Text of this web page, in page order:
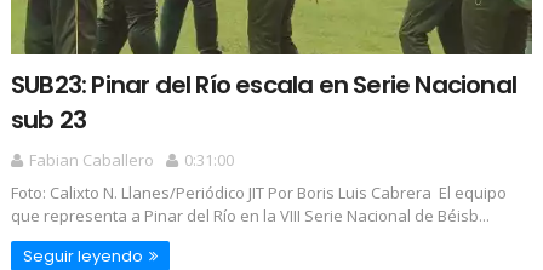
SUB23: Pinar del Río escala en Serie Nacional
sub 23
Fabian Caballero
0:31:00
Foto: Calixto N. Llanes/Periódico JIT Por Boris Luis Cabrera El equipo
que representa a Pinar del Río en la VIII Serie Nacional de Béisb...
Seguir leyendo